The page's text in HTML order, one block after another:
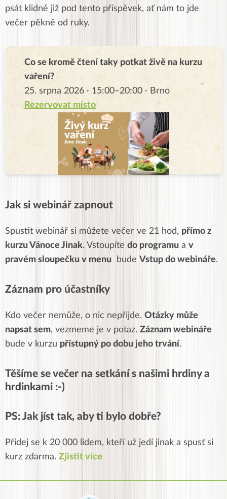
psát klidně již pod tento příspěvek, ať nám to jde
večer pěkně od ruky.
Co se kromě čtení taky potkat živě na kurzu
vaření?
25. srpna 2026 · 15:00–20:00 · Brno
Rezervovat místo
Jak si webinář zapnout
Spustit webinář si můžete večer ve 21 hod, přímo z
kurzu Vánoce Jinak. Vstoupíte do programu a v
pravém sloupečku v menu bude Vstup do webináře.
Záznam pro účastníky
Kdo večer nemůže, o nic nepřijde. Otázky může
napsat sem, vezmeme je v potaz. Záznam webináře
bude v kurzu přístupný po dobu jeho trvání.
Těšíme se večer na setkání s našimi hrdiny a
hrdinkami :-)
PS: Jak jíst tak, aby ti bylo dobře?
Přidej se k 20 000 lidem, kteří už jedí jinak a spusť si
kurz zdarma. Zjistit více